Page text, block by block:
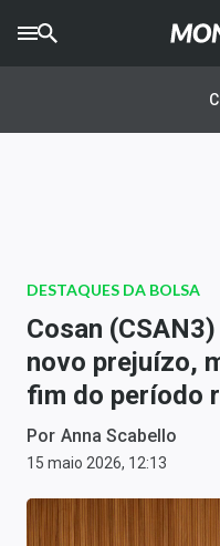
AGROTIMES
Newsletters
Money Trader
Anuncie
Últimas Notícias
DESTAQUES DA BOLSA
Cosan
novo prejuízo,
fim do período
Por Anna Scabello
15 maio 2026, 12:13